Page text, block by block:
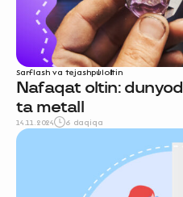
Sarflash va tejashpuloltin
Nafaqat oltin:
ta metall
14.11.2024 6 daqiqa